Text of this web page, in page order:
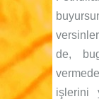
de,
işlerini